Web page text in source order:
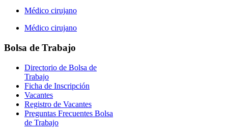
Médico cirujano
Médico cirujano
Bolsa de Trabajo
Directorio de Bolsa de
Trabajo
Ficha de Inscripción
Vacantes
Registro de Vacantes
Preguntas Frecuentes Bolsa
de Trabajo